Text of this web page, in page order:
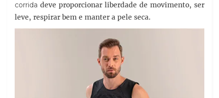
corrida deve proporcionar liberdade de movimento, ser
leve, respirar bem e manter a pele seca.